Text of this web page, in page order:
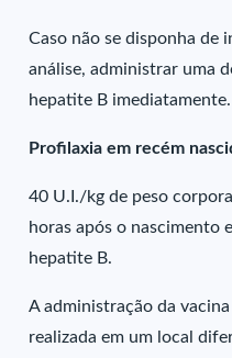
Caso não se disponha de
análise, administrar uma
hepatite B imediatamente.
Profilaxia em recém
40 U.I./kg de peso
horas após o nascimento
hepatite B.
A administração da
realizada em um local